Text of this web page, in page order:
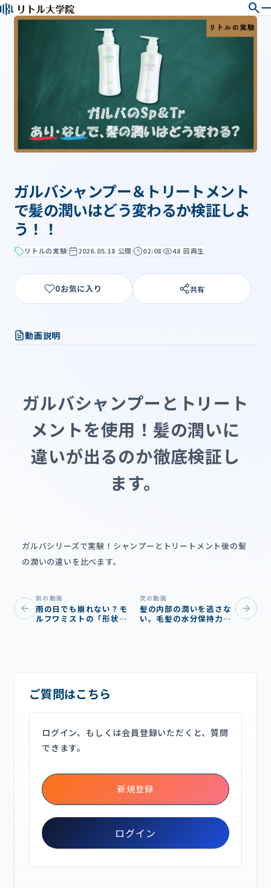
search
ガルバシャンプー＆トリートメント
で髪の潤いはどう変わるか検証しよ
う！！
リトルの実験 2026.05.18 公開 02:08 48 回再生
0 共有
動画説明
ガルバシャンプーとトリート
メントを使用！髪の潤いに
違いが出るのか徹底検証し
ます。
ガルバシリーズで実験！シャンプーとトリートメント後の髪
の潤いの違いを比べます。
前の動画
雨の日でも崩れない？モ
ルフワミストの「形状記
次の動画
髪の内部の潤いを逃さな
い。毛髪の水分保持力比
ご質問はこちら
ログイン、もしくは会員登録いただくと、質問
できます。
新規登録
ログイン